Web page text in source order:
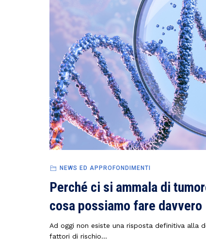
NEWS ED APPROFONDIMENTI
Perché ci si ammala di
cosa possiamo fare davvero
Ad oggi non esiste una risposta definitiva alla
fattori di rischio...